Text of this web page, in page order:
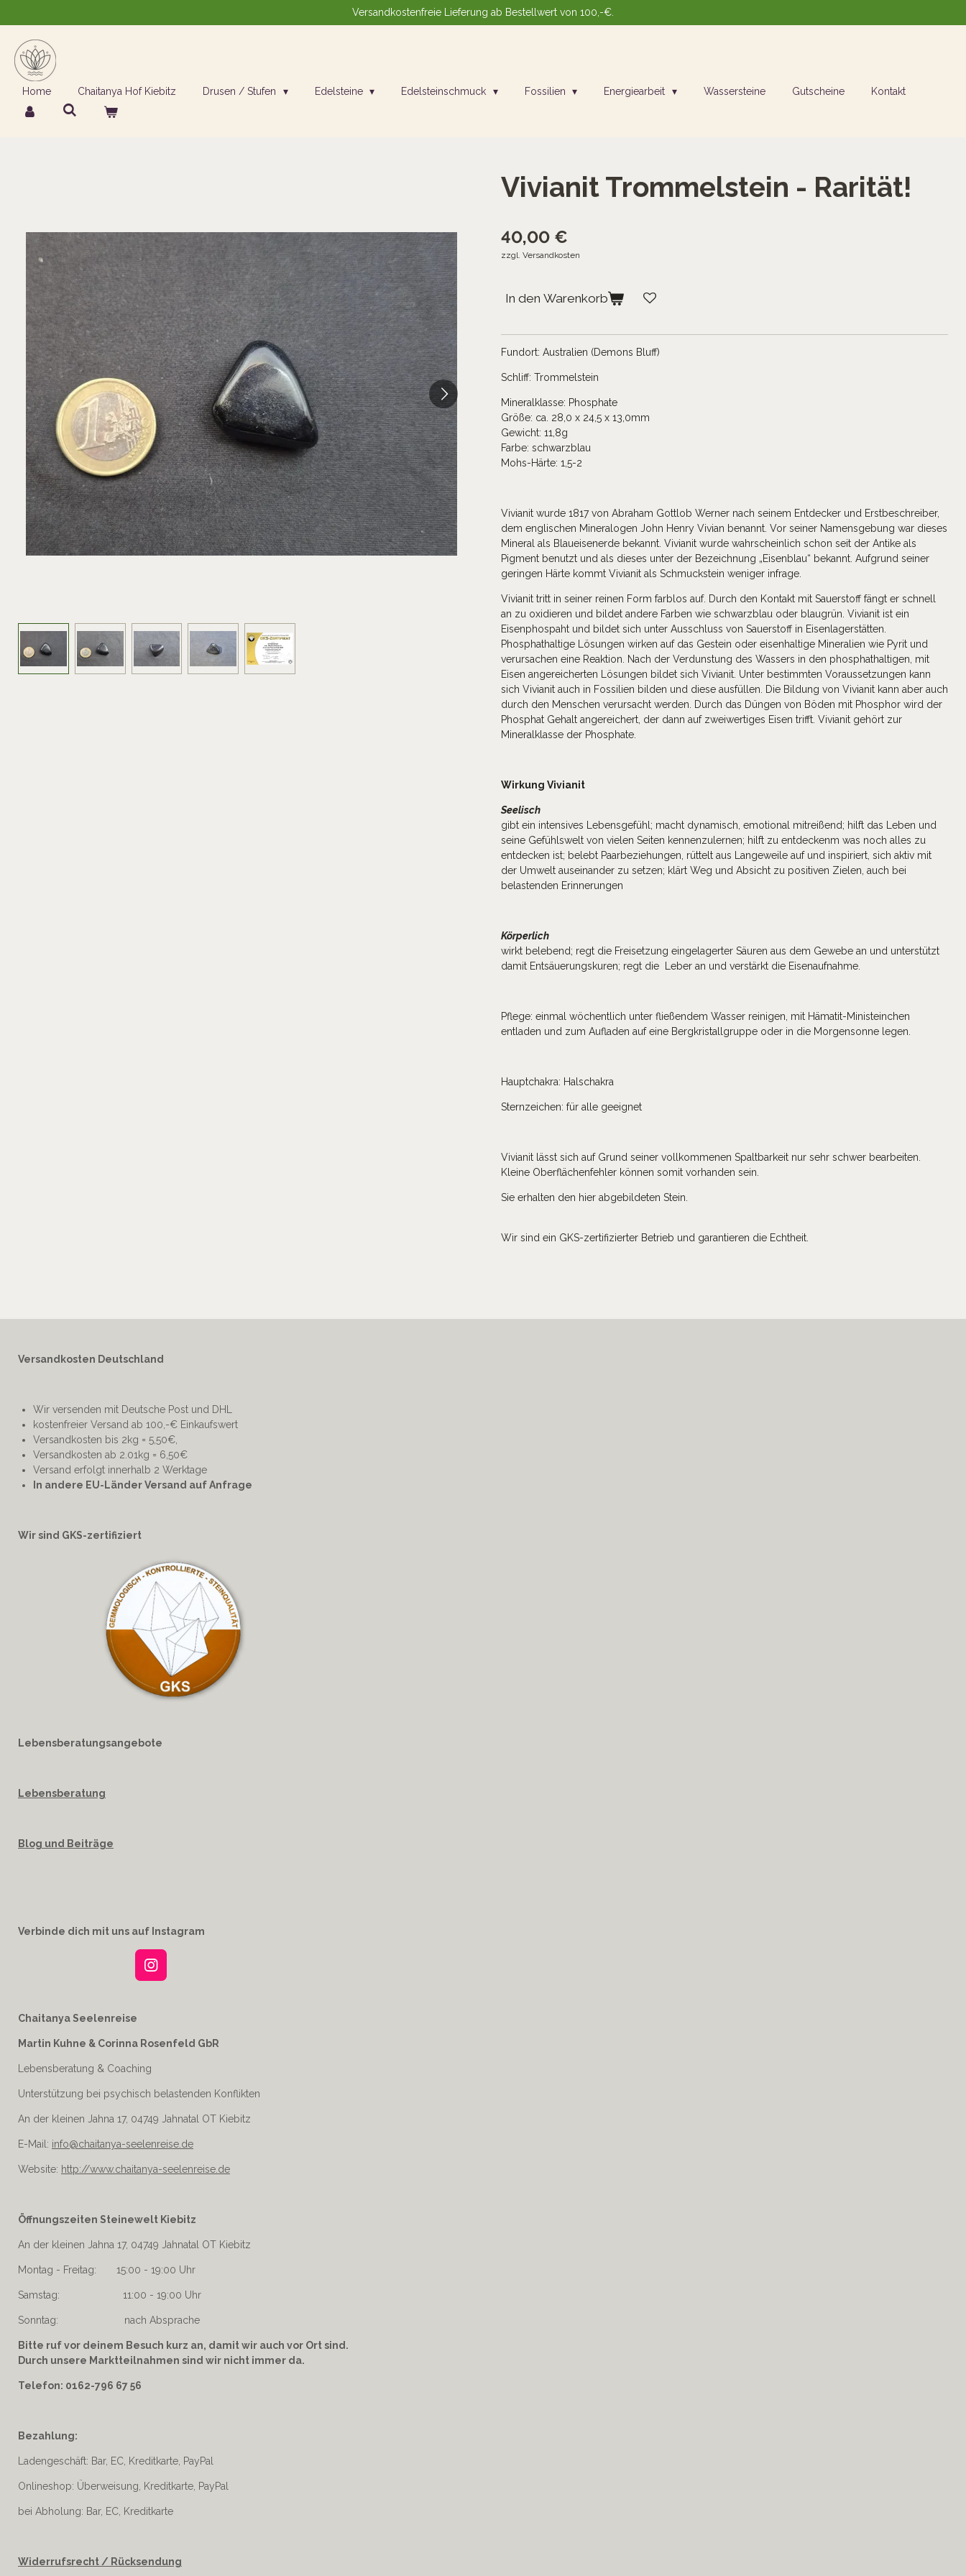
Hauptinhalt
springen
Versandkostenfreie Lieferung ab Bestellwert von 100,-€.
Home Chaitanya Hof Kiebitz Drusen / Stufen Edelsteine Edelsteinschmuck Fossilien Energiearbeit Wassersteine Gutscheine Kontakt
Vivianit Trommelstein - Rarität!
40,00 €
zzgl. Versandkosten
In den Warenkorb
Fundort: Australien (Demons Bluff)
Schliff: Trommelstein
Mineralklasse: Phosphate
Größe: ca. 28,0 x 24,5 x 13,0mm
Gewicht: 11,8g
Farbe: schwarzblau
Mohs-Härte: 1,5-2
Vivianit wurde 1817 von Abraham Gottlob Werner nach seinem Entdecker und Erstbeschreiber,
dem englischen Mineralogen John Henry Vivian benannt. Vor seiner Namensgebung war dieses
Mineral als Blaueisenerde bekannt. Vivianit wurde wahrscheinlich schon seit der Antike als
Pigment benutzt und als dieses unter der Bezeichnung „Eisenblau“ bekannt. Aufgrund seiner
geringen Härte kommt Vivianit als Schmuckstein weniger infrage.
Vivianit tritt in seiner reinen Form farblos auf. Durch den Kontakt mit Sauerstoff fängt er schnell
an zu oxidieren und bildet andere Farben wie schwarzblau oder blaugrün. Vivianit ist ein
Eisenphospaht und bildet sich unter Ausschluss von Sauerstoff in Eisenlagerstätten.
Phosphathaltige Lösungen wirken auf das Gestein oder eisenhaltige Mineralien wie Pyrit und
verursachen eine Reaktion. Nach der Verdunstung des Wassers in den phosphathaltigen, mit
Eisen angereicherten Lösungen bildet sich Vivianit. Unter bestimmten Voraussetzungen kann
sich Vivianit auch in Fossilien bilden und diese ausfüllen. Die Bildung von Vivianit kann aber auch
durch den Menschen verursacht werden. Durch das Düngen von Böden mit Phosphor wird der
Phosphat Gehalt angereichert, der dann auf zweiwertiges Eisen trifft. Vivianit gehört zur
Mineralklasse der Phosphate.
Wirkung Vivianit
Seelisch
gibt ein intensives Lebensgefühl; macht dynamisch, emotional mitreißend; hilft das Leben und
seine Gefühlswelt von vielen Seiten kennenzulernen; hilft zu entdeckenm was noch alles zu
entdecken ist; belebt Paarbeziehungen, rüttelt aus Langeweile auf und inspiriert, sich aktiv mit
der Umwelt auseinander zu setzen; klärt Weg und Absicht zu positiven Zielen, auch bei
belastenden Erinnerungen
Körperlich
wirkt belebend; regt die Freisetzung eingelagerter Säuren aus dem Gewebe an und unterstützt
damit Entsäuerungskuren; regt die Leber an und verstärkt die Eisenaufnahme.
Pflege: einmal wöchentlich unter fließendem Wasser reinigen, mit Hämatit-Ministeinchen
entladen und zum Aufladen auf eine Bergkristallgruppe oder in die Morgensonne legen.
Hauptchakra: Halschakra
Sternzeichen: für alle geeignet
Vivianit lässt sich auf Grund seiner vollkommenen Spaltbarkeit nur sehr schwer bearbeiten.
Kleine Oberflächenfehler können somit vorhanden sein.
Sie erhalten den hier abgebildeten Stein.
Wir sind ein GKS-zertifizierter Betrieb und garantieren die Echtheit.
Versandkosten Deutschland
Wir versenden mit Deutsche Post und DHL
kostenfreier Versand ab 100,-€ Einkaufswert
Versandkosten bis 2kg = 5,50€,
Versandkosten ab 2.01kg = 6,50€
Versand erfolgt innerhalb 2 Werktage
In andere EU-Länder Versand auf Anfrage
Wir sind GKS-zertifiziert
Lebensberatungsangebote
Lebensberatung
Blog und Beiträge
Verbinde dich mit uns auf Instagram
I
g
a
m
Chaitanya Seelenreise
Martin Kuhne & Corinna Rosenfeld GbR
Lebensberatung & Coaching
Unterstützung bei psychisch belastenden Konflikten
An der kleinen Jahna 17, 04749 Jahnatal OT Kiebitz
E-Mail: info@chaitanya-seelenreise.de
Website: http://www.chaitanya-seelenreise.de
Öffnungszeiten Steinewelt Kiebitz
An der kleinen Jahna 17, 04749 Jahnatal OT Kiebitz
Montag - Freitag: 15:00 - 19:00 Uhr
Samstag: 11:00 - 19:00 Uhr
Sonntag: nach Absprache
Bitte ruf vor deinem Besuch kurz an, damit wir auch vor Ort sind.
Durch unsere Marktteilnahmen sind wir nicht immer da.
Telefon: 0162-796 67 56
Bezahlung:
Ladengeschäft: Bar, EC, Kreditkarte, PayPal
Onlineshop: Überweisung, Kreditkarte, PayPal
bei Abholung: Bar, EC, Kreditkarte
Widerrufsrecht / Rücksendung